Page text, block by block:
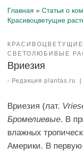
Главная » Статьи о
Красивоцветущие
СВЕТОЛЮБИВЫЕ
Вриезия
- Редакция plantas.ru |
Вриезия (лат.
Бромелиевые. В
влажных
Америки. В первую